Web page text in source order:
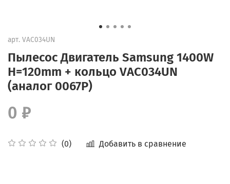
арт. VAC034UN
Пылесос Двигатель Samsung 1400W
H=120mm + кольцо VAC034UN
(аналог 0067P)
(0) Добавить в сравнение
0 ₽